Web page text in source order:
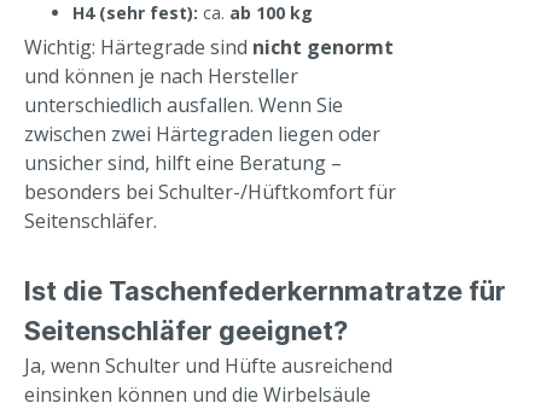
H4 (sehr fest): ca. ab 100 kg
Wichtig: Härtegrade sind nicht genormt
und können je nach Hersteller
unterschiedlich ausfallen. Wenn Sie
zwischen zwei Härtegraden liegen oder
unsicher sind, hilft eine Beratung –
besonders bei Schulter-/Hüftkomfort für
Seitenschläfer.
Ist die Taschenfederkernmatratze für
Seitenschläfer geeignet?
Ja, wenn Schulter und Hüfte ausreichend
einsinken können und die Wirbelsäule